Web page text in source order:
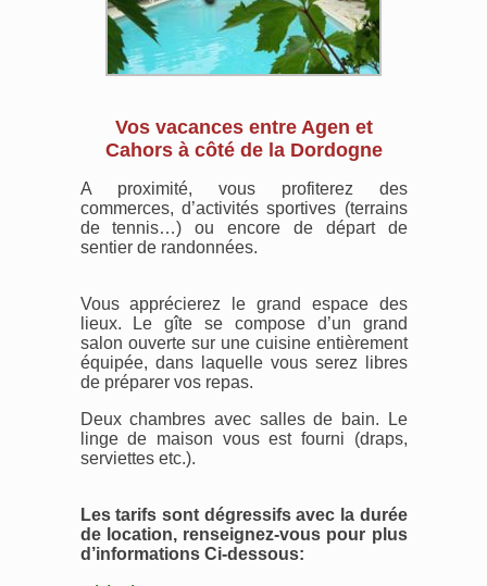
Vos vacances entre Agen et
Cahors à côté de la Dordogne
A proximité, vous profiterez des
commerces, d’activités sportives (terrains
de tennis…) ou encore de départ de
sentier de randonnées.
Vous apprécierez le grand espace des
lieux. Le gîte se compose d’un grand
salon ouverte sur une cuisine entièrement
équipée, dans laquelle vous serez libres
de préparer vos repas.
Deux chambres avec salles de bain. Le
linge de maison vous est fourni (draps,
serviettes etc.).
Les tarifs sont dégressifs avec la durée
de location, renseignez-vous pour plus
d’informations Ci-dessous: